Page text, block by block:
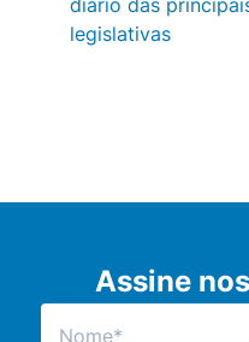
legislativas
Assine